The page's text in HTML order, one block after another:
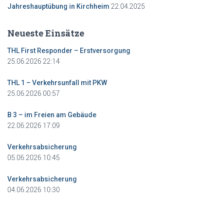
Jahreshauptübung in Kirchheim 22.04.2025
Neueste Einsätze
THL First Responder – Erstversorgung
25.06.2026 22:14
THL 1 – Verkehrsunfall mit PKW
25.06.2026 00:57
B 3 – im Freien am Gebäude
22.06.2026 17:09
Verkehrsabsicherung
05.06.2026 10:45
Verkehrsabsicherung
04.06.2026 10:30